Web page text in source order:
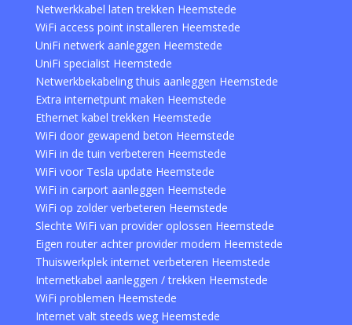
Netwerkkabel laten trekken Heemstede
WiFi access point installeren Heemstede
UniFi netwerk aanleggen Heemstede
UniFi specialist Heemstede
Netwerkbekabeling thuis aanleggen Heemstede
Extra internetpunt maken Heemstede
Ethernet kabel trekken Heemstede
WiFi door gewapend beton Heemstede
WiFi in de tuin verbeteren Heemstede
WiFi voor Tesla update Heemstede
WiFi in carport aanleggen Heemstede
WiFi op zolder verbeteren Heemstede
Slechte WiFi van provider oplossen Heemstede
Eigen router achter provider modem Heemstede
Thuiswerkplek internet verbeteren Heemstede
Internetkabel aanleggen / trekken Heemstede
WiFi problemen Heemstede
Internet valt steeds weg Heemstede